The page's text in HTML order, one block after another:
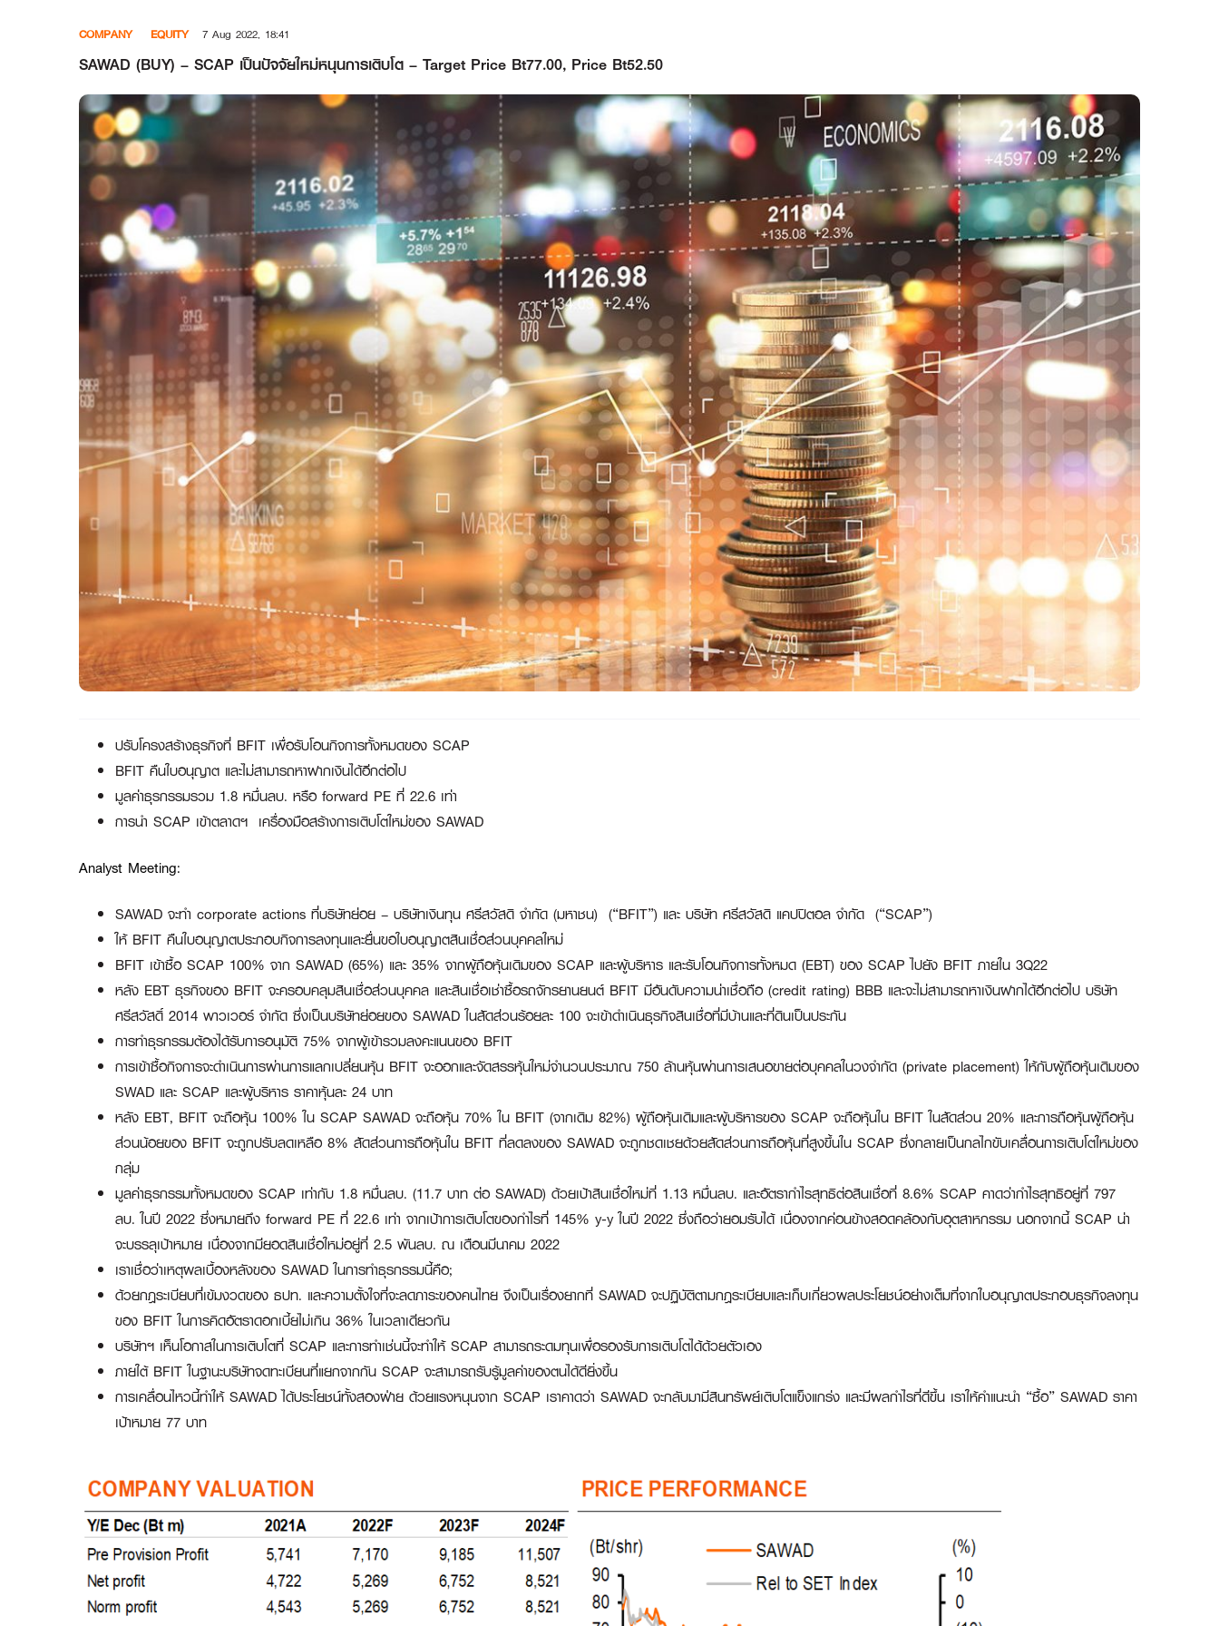
COMPANY EQUITY 7 Aug 2022, 18:41
SAWAD (BUY) – SCAP เป็นปัจจัยใหม่หนุนการเติบโต – Target Price Bt77.00, Price Bt52.50
ปรับโครงสร้างธุรกิจที่ BFIT เพื่อรับโอนกิจการทั้งหมดของ SCAP
BFIT คืนใบอนุญาต และไม่สามารถหาฝากเงินได้อีกต่อไป
มูลค่าธุรกรรมรวม 1.8 หมื่นลบ. หรือ forward PE ที่ 22.6 เท่า
การนำ SCAP เข้าตลาดฯ เครื่องมือสร้างการเติบโตใหม่ของ SAWAD
Analyst Meeting:
SAWAD จะทำ corporate actions ที่บริษัทย่อย – บริษัทเงินทุน ศรีสวัสดิ จํากัด (มหาชน) (“BFIT”) และ บริษัท ศรีสวัสดิ แคปปิตอล จํากัด (“SCAP”)
ให้ BFIT คืนใบอนุญาตประกอบกิจการลงทุนและยื่นขอใบอนุญาตสินเชื่อส่วนบุคคลใหม่
BFIT เข้าซื้อ SCAP 100% จาก SAWAD (65%) และ 35% จากผู้ถือหุ้นเดิมของ SCAP และผู้บริหาร และรับโอนกิจการทั้งหมด (EBT) ของ SCAP ไปยัง BFIT ภายใน 3Q22
หลัง EBT ธุรกิจของ BFIT จะครอบคลุมสินเชื่อส่วนบุคคล และสินเชื่อเช่าซื้อรถจักรยานยนต์ BFIT มีอันดับความน่าเชื่อถือ (credit rating) BBB และจะไม่สามารถหาเงินฝากได้อีกต่อไป บริษัท
ศรีสวัสดิ์ 2014 พาวเวอร์ จํากัด ซึ่งเป็นบริษัทย่อยของ SAWAD ในสัดส่วนร้อยละ 100 จะเข้าดำเนินธุรกิจสินเชื่อที่มีบ้านและที่ดินเป็นประกัน
การทำธุรกรรมต้องได้รับการอนุมัติ 75% จากผู้เข้ารวมลงคะแนนของ BFIT
การเข้าซื้อกิจการจะดำเนินการผ่านการแลกเปลี่ยนหุ้น BFIT จะออกและจัดสรรหุ้นใหม่จำนวนประมาณ 750 ล้านหุ้นผ่านการเสนอขายต่อบุคคลในวงจำกัด (private placement) ให้กับผู้ถือหุ้นเดิมของ
SWAD และ SCAP และผู้บริหาร ราคาหุ้นละ 24 บาท
หลัง EBT, BFIT จะถือหุ้น 100% ใน SCAP SAWAD จะถือหุ้น 70% ใน BFIT (จากเดิม 82%) ผู้ถือหุ้นเดิมและผู้บริหารของ SCAP จะถือหุ้นใน BFIT ในสัดส่วน 20% และการถือหุ้นผู้ถือหุ้น
ส่วนน้อยของ BFIT จะถูกปรับลดเหลือ 8% สัดส่วนการถือหุ้นใน BFIT ที่ลดลงของ SAWAD จะถูกชดเชยด้วยสัดส่วนการถือหุ้นที่สูงขึ้นใน SCAP ซึ่งกลายเป็นกลไกขับเคลื่อนการเติบโตใหม่ของ
กลุ่ม
มูลค่าธุรกรรมทั้งหมดของ SCAP เท่ากับ 1.8 หมื่นลบ. (11.7 บาท ต่อ SAWAD) ด้วยเป้าสินเชื่อใหม่ที่ 1.13 หมื่นลบ. และอัตรากำไรสุทธิต่อสินเชื่อที่ 8.6% SCAP คาดว่ากำไรสุทธิอยู่ที่ 797
ลบ. ในปี 2022 ซึ่งหมายถึง forward PE ที่ 22.6 เท่า จากเป้าการเติบโตของกำไรที่ 145% y-y ในปี 2022 ซึ่งถือว่ายอมรับได้ เนื่องจากค่อนข้างสอดคล้องกับอุตสาหกรรม นอกจากนี้ SCAP น่า
จะบรรลุเป้าหมาย เนื่องจากมียอดสินเชื่อใหม่อยู่ที่ 2.5 พันลบ. ณ เดือนมีนาคม 2022
เราเชื่อว่าเหตุผลเบื้องหลังของ SAWAD ในการทำธุรกรรมนี้คือ;
ด้วยกฎระเบียบที่เข้มงวดของ ธปท. และความตั้งใจที่จะลดภาระของคนไทย จึงเป็นเรื่องยากที่ SAWAD จะปฏิบัติตามกฎระเบียบและเก็บเกี่ยวผลประโยชน์อย่างเต็มที่จากใบอนุญาตประกอบธุรกิจลงทุน
ของ BFIT ในการคิดอัตราดอกเบี้ยไม่เกิน 36% ในเวลาเดียวกัน
บริษัทฯ เห็นโอกาสในการเติบโตที่ SCAP และการทำเช่นนี้จะทำให้ SCAP สามารถระดมทุนเพื่อรองรับการเติบโตได้ด้วยตัวเอง
ภายใต้ BFIT ในฐานะบริษัทจดทะเบียนที่แยกจากกัน SCAP จะสามารถรับรู้มูลค่าของตนได้ดียิ่งขึ้น
การเคลื่อนไหวนี้ทำให้ SAWAD ได้ประโยชน์ทั้งสองฝ่าย ด้วยแรงหนุนจาก SCAP เราคาดว่า SAWAD จะกลับมามีสินทรัพย์เติบโตแข็งแกร่ง และมีผลกำไรที่ดีขึ้น เราให้คำแนะนำ “ซื้อ” SAWAD ราคา
เป้าหมาย 77 บาท